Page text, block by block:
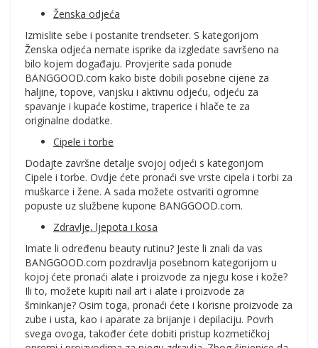
Ženska odjeća
Izmislite sebe i postanite trendseter. S kategorijom
Ženska odjeća nemate isprike da izgledate savršeno na
bilo kojem događaju. Provjerite sada ponude
BANGGOOD.com kako biste dobili posebne cijene za
haljine, topove, vanjsku i aktivnu odjeću, odjeću za
spavanje i kupaće kostime, traperice i hlače te za
originalne dodatke.
Cipele i torbe
Dodajte završne detalje svojoj odjeći s kategorijom
Cipele i torbe. Ovdje ćete pronaći sve vrste cipela i torbi za
muškarce i žene. A sada možete ostvariti ogromne
popuste uz službene kupone BANGGOOD.com.
Zdravlje, ljepota i kosa
Imate li određenu beauty rutinu? Jeste li znali da vas
BANGGOOD.com pozdravlja posebnom kategorijom u
kojoj ćete pronaći alate i proizvode za njegu kose i kože?
Ili to, možete kupiti nail art i alate i proizvode za
šminkanje? Osim toga, pronaći ćete i korisne proizvode za
zube i usta, kao i aparate za brijanje i depilaciju. Povrh
svega ovoga, također ćete dobiti pristup kozmetičkoj